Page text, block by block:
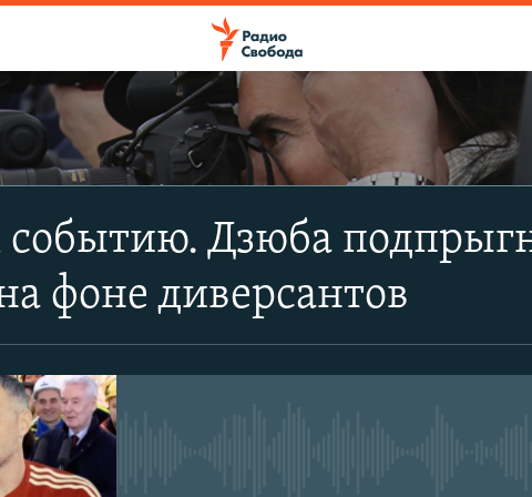
Дзюба
фоне диверсантов